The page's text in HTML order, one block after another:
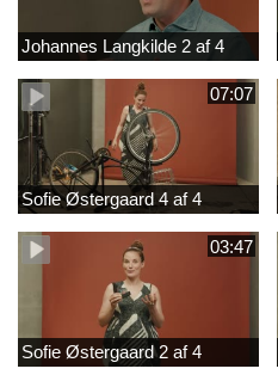
Johannes Langkilde 2 af 4
07:07
Sofie Østergaard 4 af 4
03:47
Sofie Østergaard 2 af 4